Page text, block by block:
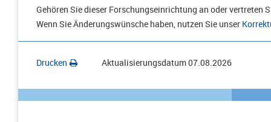
Gehören Sie dieser Forschungseinrichtung an oder vertreten
Wenn Sie Änderungswünsche haben, nutzen Sie unser
Drucken Aktualisierungsdatum07.08.2026